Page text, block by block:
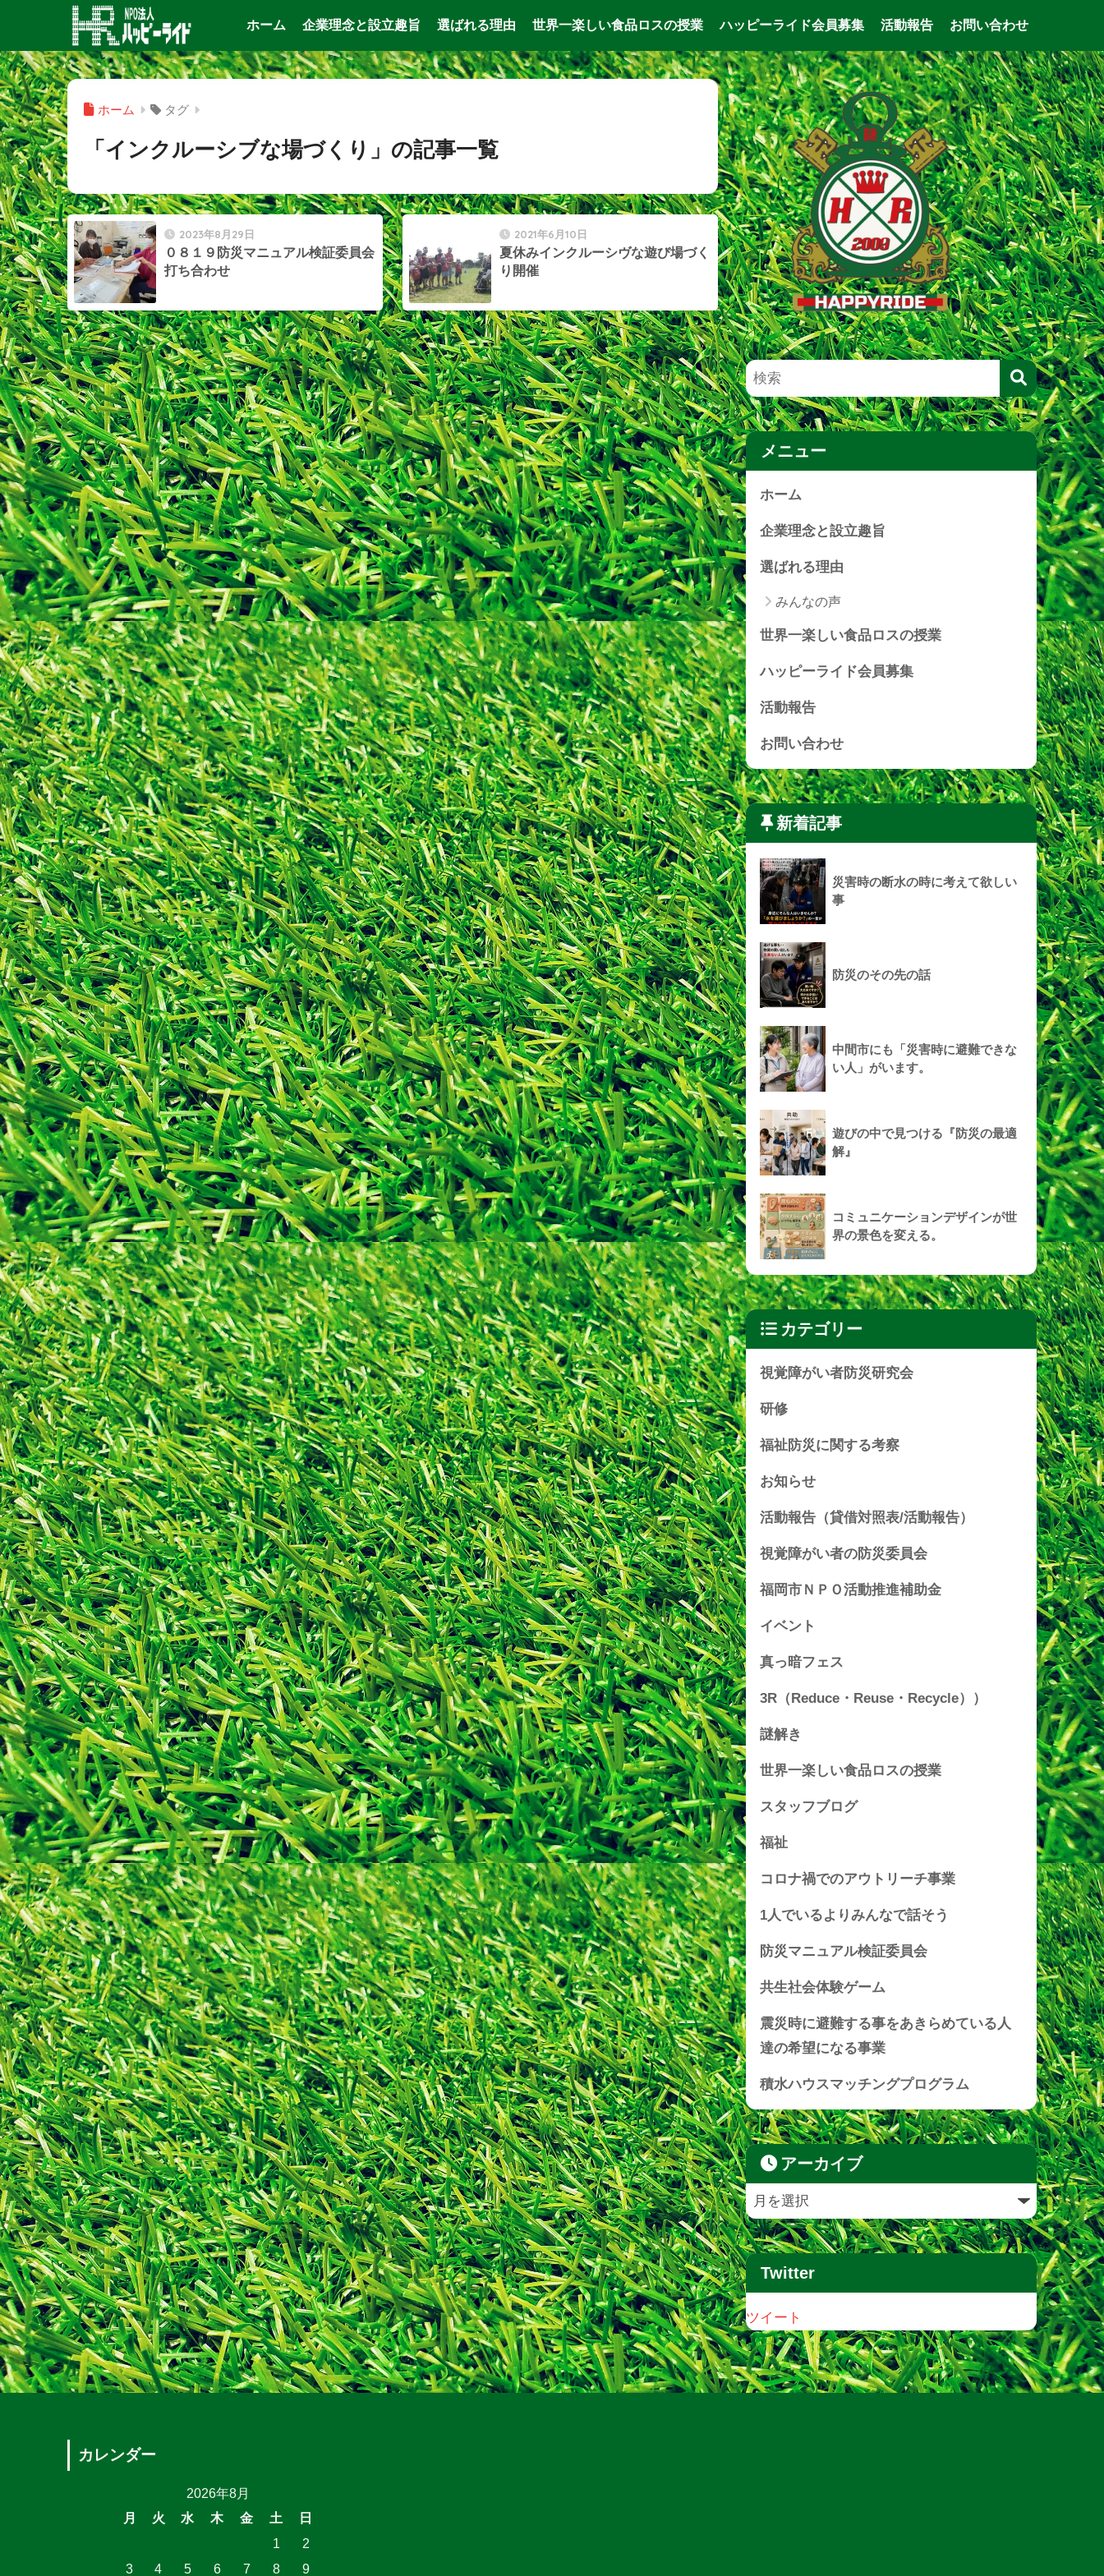
ホーム 企業理念と設立趣旨 選ばれる理由 世界一楽しい食品ロスの授業 ハッピーライド会員募集 活動報告 お問い合わせ
ホーム タグ
「インクルーシブな場づくり」の記事一覧
2023年8月29日
０８１９防災マニュアル検証委員会
打ち合わせ
2021年6月10日
夏休みインクルーシヴな遊び場づく
り開催
メニュー
ホーム
企業理念と設立趣旨
選ばれる理由
みんなの声
世界一楽しい食品ロスの授業
ハッピーライド会員募集
活動報告
お問い合わせ
新着記事
災害時の断水の時に考えて欲しい
事
防災のその先の話
中間市にも「災害時に避難できな
い人」がいます。
遊びの中で見つける『防災の最適
解』
コミュニケーションデザインが世
界の景色を変える。
カテゴリー
視覚障がい者防災研究会
研修
福祉防災に関する考察
お知らせ
活動報告（貸借対照表/活動報告）
視覚障がい者の防災委員会
福岡市ＮＰＯ活動推進補助金
イベント
真っ暗フェス
3R（Reduce・Reuse・Recycle））
謎解き
世界一楽しい食品ロスの授業
スタッフブログ
福祉
コロナ禍でのアウトリーチ事業
1人でいるよりみんなで話そう
防災マニュアル検証委員会
共生社会体験ゲーム
震災時に避難する事をあきらめている人
達の希望になる事業
積水ハウスマッチングプログラム
アーカイブ
Twitter
ツイート
カレンダー
2026年8月
月
火 水 木 金 土
日
1
2
3
4 5 6 7 8 9